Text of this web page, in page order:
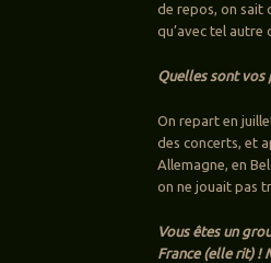
de repos, on sait
qu’avec tel autre
Quelles sont vos
On repart en
des concerts, et
Allemagne, en
on ne jouait pas
Vous êtes un
France (elle rit) !